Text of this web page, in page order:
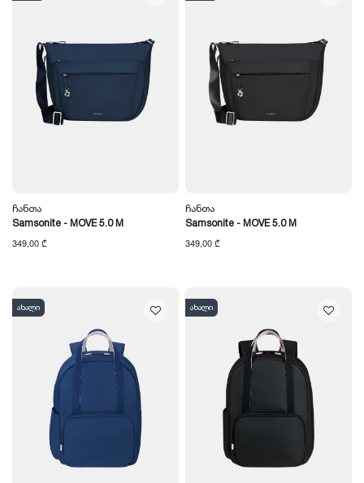
Ჩანთა
Samsonite - MOVE 5.0 M
349,00 ₾
Ჩანთა
Samsonite - MOVE 5.0 M
349,00 ₾
ახალი ახალი